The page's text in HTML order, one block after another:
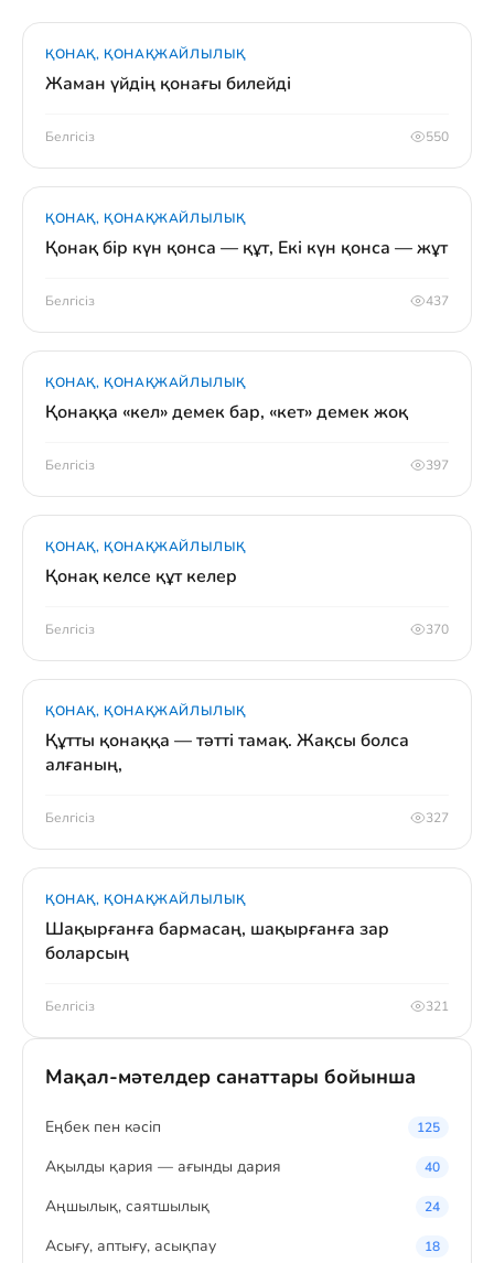
ҚОНАҚ, ҚОНАҚЖАЙЛЫЛЫҚ
Жаман үйдің қонағы билейді
Белгісіз 550
ҚОНАҚ, ҚОНАҚЖАЙЛЫЛЫҚ
Қонақ бір күн қонса — құт, Екі күн қонса — жұт
Белгісіз 437
ҚОНАҚ, ҚОНАҚЖАЙЛЫЛЫҚ
Қонаққа «кел» демек бар, «кет» демек жоқ
Белгісіз 397
ҚОНАҚ, ҚОНАҚЖАЙЛЫЛЫҚ
Қонақ келсе құт келер
Белгісіз 370
ҚОНАҚ, ҚОНАҚЖАЙЛЫЛЫҚ
Құтты қонаққа — тәтті тамақ. Жақсы болса
алғаның,
Белгісіз 327
ҚОНАҚ, ҚОНАҚЖАЙЛЫЛЫҚ
Шақырғанға бармасаң, шақырғанға зар
боларсың
Белгісіз 321
Мақал-мәтелдер санаттары бойынша
Eңбек пен кәсіп 125
Ақылды қария — ағынды дария 40
Аңшылық, саятшылық 24
Асығу, аптығу, асықпау 18